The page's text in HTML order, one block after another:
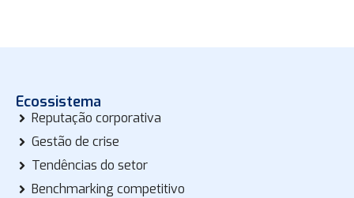
Ecossistema
Reputação corporativa
Gestão de crise
Tendências do setor
Benchmarking competitivo